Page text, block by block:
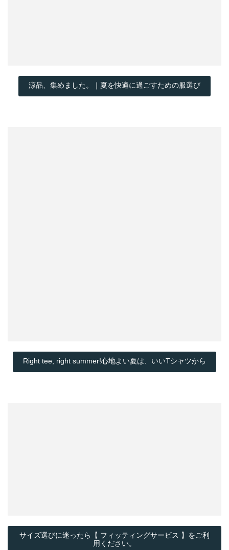
涼品、集めました。｜夏を快適に過ごすための服選び
Right tee, right summer!心地よい夏は、いいTシャツから
サイズ選びに迷ったら【 フィッティングサービス 】をご利
用ください。